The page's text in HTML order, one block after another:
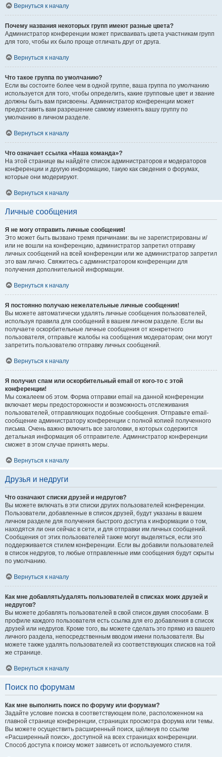
Вернуться к началу
Почему названия некоторых групп имеют разные цвета?
Администратор конференции может присваивать цвета участникам групп
для того, чтобы их было проще отличать друг от друга.
Вернуться к началу
Что такое группа по умолчанию?
Если вы состоите более чем в одной группе, ваша группа по умолчанию
используется для того, чтобы определить, какие групповые цвет и звание
должны быть вам присвоены. Администратор конференции может
предоставить вам разрешение самому изменять вашу группу по
умолчанию в личном разделе.
Вернуться к началу
Что означает ссылка «Наша команда»?
На этой странице вы найдёте список администраторов и модераторов
конференции и другую информацию, такую как сведения о форумах,
которые они модерируют.
Вернуться к началу
Личные сообщения
Я не могу отправить личные сообщения!
Это может быть вызвано тремя причинами: вы не зарегистрированы и/
или не вошли на конференцию, администратор запретил отправку
личных сообщений на всей конференции или же администратор запретил
это вам лично. Свяжитесь с администратором конференции для
получения дополнительной информации.
Вернуться к началу
Я постоянно получаю нежелательные личные сообщения!
Вы можете автоматически удалять личные сообщения пользователей,
используя правила для сообщений в вашем личном разделе. Если вы
получаете оскорбительные личные сообщения от конкретного
пользователя, отправьте жалобы на сообщения модераторам; они могут
запретить пользователю отправку личных сообщений.
Вернуться к началу
Я получил спам или оскорбительный email от кого-то с этой
конференции!
Мы сожалеем об этом. Форма отправки email на данной конференции
включает меры предосторожности и возможность отслеживания
пользователей, отправляющих подобные сообщения. Отправьте email-
сообщение администратору конференции с полной копией полученного
письма. Очень важно включить все заголовки, в которых содержится
детальная информация об отправителе. Администратор конференции
сможет в этом случае принять меры.
Вернуться к началу
Друзья и недруги
Что означают списки друзей и недругов?
Вы можете включать в эти списки других пользователей конференции.
Пользователи, добавленные в список друзей, будут указаны в вашем
личном разделе для получения быстрого доступа к информации о том,
находятся ли они сейчас в сети, и для отправки им личных сообщений.
Сообщения от этих пользователей также могут выделяться, если это
поддерживается стилем конференции. Если вы добавили пользователей
в список недругов, то любые отправленные ими сообщения будут скрыты
по умолчанию.
Вернуться к началу
Как мне добавлять/удалять пользователей в списках моих друзей и
недругов?
Вы можете добавлять пользователей в свой список двумя способами. В
профиле каждого пользователя есть ссылка для его добавления в список
друзей или недругов. Кроме того, вы можете сделать это прямо из вашего
личного раздела, непосредственным вводом имени пользователя. Вы
можете также удалять пользователей из соответствующих списков на той
же странице.
Вернуться к началу
Поиск по форумам
Как мне выполнить поиск по форуму или форумам?
Задайте условие поиска в соответствующем поле, расположенном на
главной странице конференции, страницах просмотра форума или темы.
Вы можете осуществить расширенный поиск, щёлкнув по ссылке
«Расширенный поиск», доступной на всех страницах конференции.
Способ доступа к поиску может зависеть от используемого стиля.